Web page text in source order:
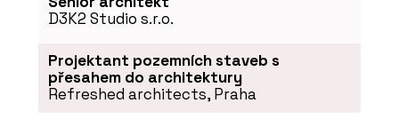
D3K2 Studio s.r.o.
Projektant pozemních staveb s
přesahem do architektury
Refreshed architects, Praha